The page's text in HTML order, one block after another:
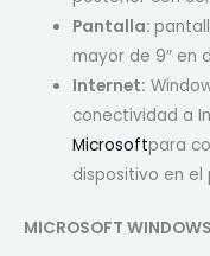
Pantalla:
mayor de 9″ en
Internet:
conectividad a
Microsoftpara
dispositivo en el
MICROSOFT